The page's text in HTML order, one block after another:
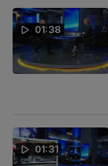
01:38
01:31